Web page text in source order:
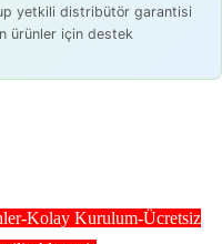
yetkili distribütör garantisi
ürünler için destek
Kolay Kurulum-Ücretsiz